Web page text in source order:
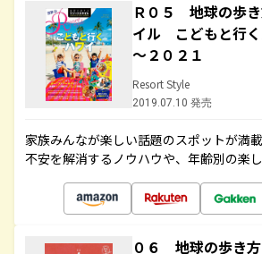
Ｒ０５ 地球の歩
イル こどもと行
～２０２１
Resort Style
2019.07.10 発売
家族みんなが楽しい話題のスポットが満
不安を解消するノウハウや、年齢別の楽
０６ 地球の歩